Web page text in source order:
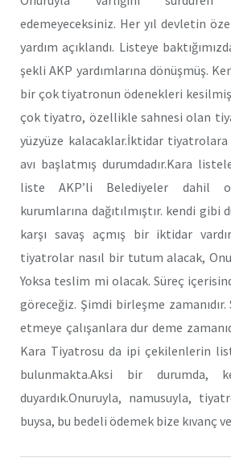
edemeyeceksiniz. Her yıl devletin
yardım açıklandı. Listeye
şekli AKP yardımlarına dönüşmüş.
bir çok tiyatronun ödenekleri
çok tiyatro, özellikle sahnesi olan
yüzyüze kalacaklar.İktidar tiyatrolara
avı başlatmış durumdadır.Kara
liste AKP’li Belediyeler dahil
kurumlarına dağıtılmıştır. kendi gibi
karşı savaş açmış bir iktidar
tiyatrolar nasıl bir tutum alacak,
Yoksa teslim mi olacak. Süreç
göreceğiz. Şimdi birleşme
etmeye çalışanlara dur deme
Kara Tiyatrosu da ipi çekilenlerin
bulunmakta.Aksi bir durumda,
duyardık.Onuruyla, namusuyla,
buysa, bu bedeli ödemek bize kıvanç